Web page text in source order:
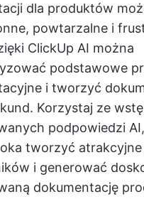
dla produktów
powtarzalne i
ClickUp AI można
podstawowe
i tworzyć
Korzystaj ze
podpowiedzi
tworzyć
i generować
dokumentację